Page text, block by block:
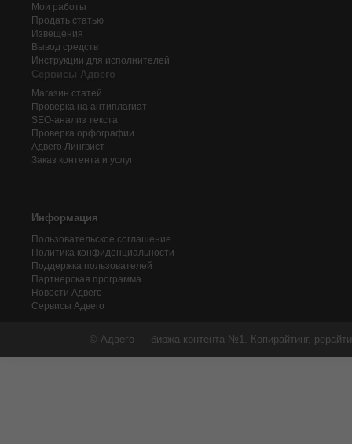
Мои работы
Продать статью
Извещения
Вывод средств
Инструкции для исполнителей
Сервисы Адвего
Магазин статей
Проверка на антиплагиат
SEO-анализ текста
Проверка орфографии
Адвего Лингвист
Заказ контента и услуг
Информация
Пользовательское соглашение
Политика конфиденциальности
Поддержка пользователей
Партнерская программа
Новости Адвего
Сервисы Адвего
© Адвего — биржа контента №1. Копирайтинг,